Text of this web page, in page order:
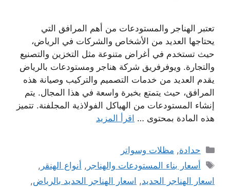
تعتبر الهناجر والمستودعات من أهم المرافق التي
يحتاجها العديد من الأشخاص والشركات في الرياض،
حيث تستخدم في أغراض متنوعة مثل التخزين والتصنيع
والتجارة. ويوفرفريق شركة هناجر ومستودعات بالرياض
يقدم العديد من خدمات التصميم والتركيب وصيانة هذه
المرافق، حيث يتمتع بخبرة واسعة في هذا المجال. يتم
إنشاء المستودعات من الهياكل الفولاذية المجلفنة. تتميز
هذه المادة بمحتوى … اقرأ المزيد
التصنيفات
حدادة, مظلات وسواتر
الوسوم
أسعار بناء المستودعات والهناجر , أنواع الهنقر ,
اسعار الهناجر الحديد, اسعار الهناجر الحديد بالرياض,